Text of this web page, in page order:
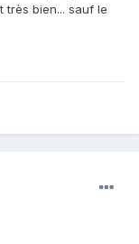
très bien... sauf le